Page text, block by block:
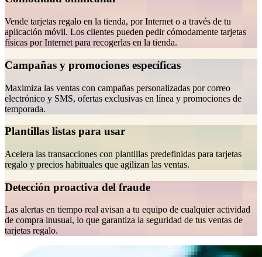
Vende tarjetas regalo en la tienda, por Internet o a través de tu
aplicación móvil. Los clientes pueden pedir cómodamente tarjetas
físicas por Internet para recogerlas en la tienda.
Campañas y promociones específicas
Maximiza las ventas con campañas personalizadas por correo
electrónico y SMS, ofertas exclusivas en línea y promociones de
temporada.
Plantillas listas para usar
Acelera las transacciones con plantillas predefinidas para tarjetas
regalo y precios habituales que agilizan las ventas.
Detección proactiva del fraude
Las alertas en tiempo real avisan a tu equipo de cualquier actividad
de compra inusual, lo que garantiza la seguridad de tus ventas de
tarjetas regalo.